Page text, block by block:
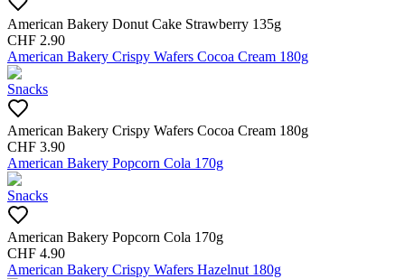
American Bakery Donut Cake Strawberry 135g
CHF 2.90
American Bakery Crispy Wafers Cocoa Cream 180g
Snacks
American Bakery Crispy Wafers Cocoa Cream 180g
CHF 3.90
American Bakery Popcorn Cola 170g
Snacks
American Bakery Popcorn Cola 170g
CHF 4.90
American Bakery Crispy Wafers Hazelnut 180g